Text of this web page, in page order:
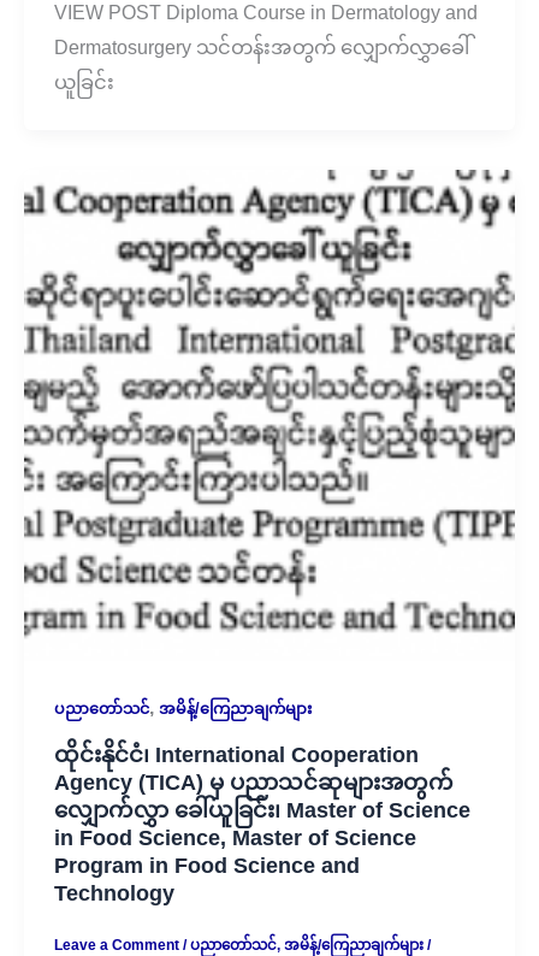
VIEW POST Diploma Course in Dermatology and
Dermatosurgery သင်တန်းအတွက် လျှောက်လွှာခေါ်
ယူခြင်း
ပညာတော်သင်, အမိန့်/ကြေညာချက်များ
ထိုင်းနိုင်ငံ၊ International Cooperation
Agency (TICA) မှ ပညာသင်ဆုများအတွက်
လျှောက်လွှာ ခေါ်ယူခြင်း၊ Master of Science
in Food Science, Master of Science
Program in Food Science and
Technology
Leave a Comment /ပညာတော်သင်, အမိန့်/ကြေညာချက်များ/